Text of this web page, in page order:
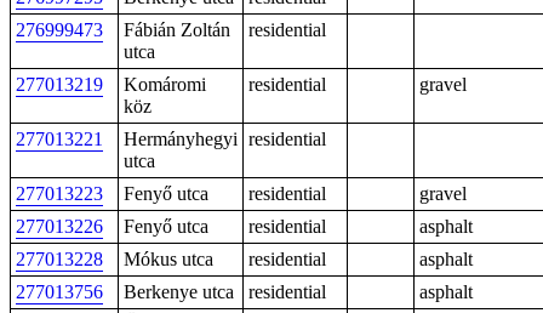
276999473
Fábián Zoltán
utca
residential
277013219
Komáromi
köz
residential gravel
277013221
Hermányhegyi
utca
residential
277013223 Fenyő utca residential
gravel
277013226
Fenyő utca residential
asphalt
277013228
Mókus utca residential
asphalt
277013756
Berkenye utca residential
asphalt